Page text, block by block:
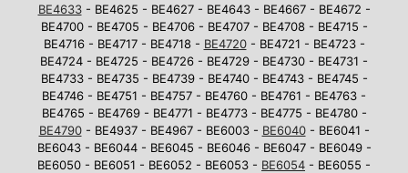
BE4633- BE4625 - BE4627 - BE4643 - BE4667 - BE4672 -
BE4700 - BE4705 - BE4706 - BE4707 - BE4708 - BE4715 -
BE4716 - BE4717 - BE4718 - BE4720- BE4721 - BE4723 -
BE4724 - BE4725 - BE4726 - BE4729 - BE4730 - BE4731 -
BE4733 - BE4735 - BE4739 - BE4740 - BE4743 - BE4745 -
BE4746 - BE4751 - BE4757 - BE4760 - BE4761 - BE4763 -
BE4765 - BE4769 - BE4771 - BE4773 - BE4775 - BE4780 -
BE4790- BE4937 - BE4967 - BE6003 - BE6040- BE6041 -
BE6043 - BE6044 - BE6045 - BE6046 - BE6047 - BE6049 -
BE6050 - BE6051 - BE6052 - BE6053 - BE6054 - BE6055 -